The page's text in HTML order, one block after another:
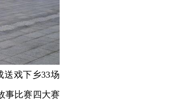
戏下乡33场
事比赛四大赛